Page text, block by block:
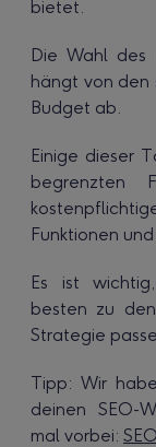
bietet.
Die Wahl des
hängt von den
Budget ab.
Einige dieser
begrenzten
Funktionen
Es ist
besten zu
Strategie
Tipp: Wir
deinen SEO-
mal vorbei: